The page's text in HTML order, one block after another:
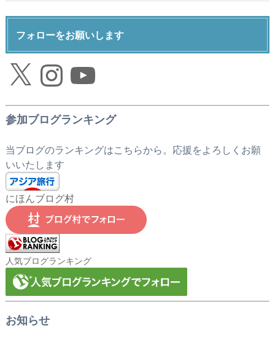
フォローをお願いします
X InstagramYouTube
参加ブログランキング
当ブログのランキングはこちらから。応援をよろしくお願
いいたします
にほんブログ村
人気ブログランキング
お知らせ